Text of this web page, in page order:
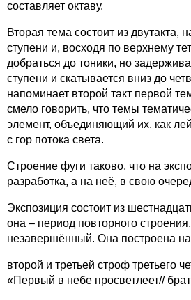
составляет октаву.
Вторая тема состоит из двутакта,
ступени и, восходя по верхнему
добраться до тоники, но
ступени и скатывается вниз до
напоминает второй такт первой
смело говорить, что темы
элемент, объединяющий их, как
с гор потока света.
Строение фуги таково, что на
разработка, а на неё, в свою
Экспозиция состоит из
она – период повторного
незавершённый. Она построена
второй и третьей строф третьего
«Первый в небе просветлеет//